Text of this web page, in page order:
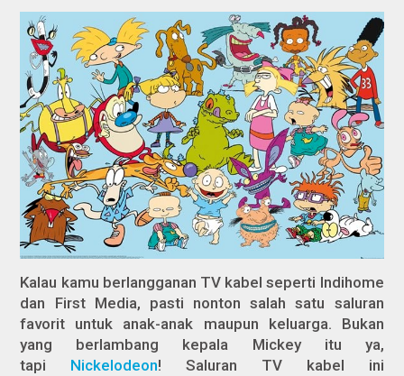
Kalau kamu berlangganan TV kabel seperti Indihome
dan First Media, pasti nonton salah satu saluran
favorit untuk anak-anak maupun keluarga. Bukan
yang berlambang kepala Mickey itu ya,
tapi Nickelodeon! Saluran TV kabel ini